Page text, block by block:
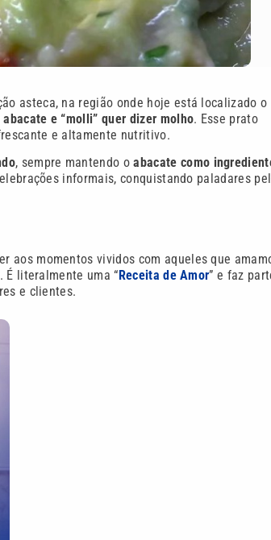
asteca, na região onde hoje está localizado o
e “molli” quer dizer molho. Esse prato
e altamente nutritivo.
, sempre mantendo oabacate como
informais, conquistando paladares
aos momentos vividos com aqueles que
literalmente uma “Receita de Amor” e faz
e clientes.